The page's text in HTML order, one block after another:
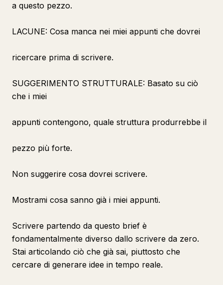
a questo pezzo.
LACUNE: Cosa manca nei miei appunti che dovrei
ricercare prima di scrivere.
SUGGERIMENTO STRUTTURALE: Basato su ciò
che i miei
appunti contengono, quale struttura produrrebbe il
pezzo più forte.
Non suggerire cosa dovrei scrivere.
Mostrami cosa sanno già i miei appunti.
Scrivere partendo da questo brief è
fondamentalmente diverso dallo scrivere da zero.
Stai articolando ciò che già sai, piuttosto che
cercare di generare idee in tempo reale.